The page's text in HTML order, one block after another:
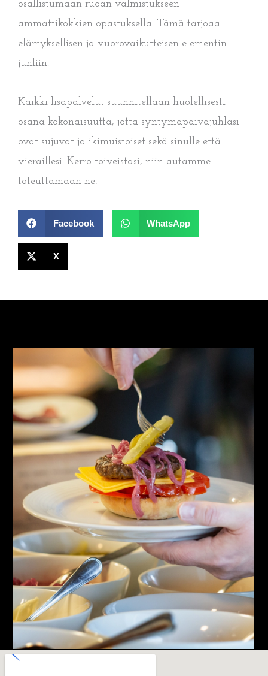
osallistumaan ruoan valmistukseen
ammattikokkien opastuksella. Tämä tarjoaa
elämyksellisen ja vuorovaikutteisen elementin
juhliin.
Kaikki lisäpalvelut suunnitellaan huolellisesti
osana kokonaisuutta, jotta syntymäpäiväjuhlasi
ovat sujuvat ja ikimuistoiset sekä sinulle että
vieraillesi. Kerro toiveistasi, niin autamme
toteuttamaan ne!
Facebook WhatsApp
X